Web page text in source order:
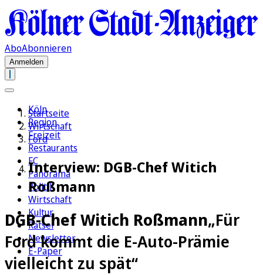
AboAbonnieren
Anmelden
Köln
Region
Freizeit
Restaurants
FC
Panorama
Politik
Wirtschaft
Kultur
Rätsel
Newsletter
E-Paper
Startseite
Wirtschaft
Ford
Interview: DGB-Chef Witich
Roßmann
DGB-Chef Witich Roßmann„Für
Ford kommt die E-Auto-Prämie
vielleicht zu spät“